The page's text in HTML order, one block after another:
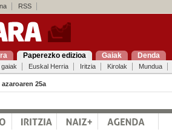
RSS
Paperezko edizioa Gaiak Denda
Euskal Herria Iritzia Kirolak Mundua
azaroaren 25a